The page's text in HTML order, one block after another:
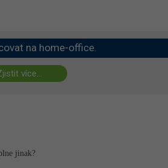
na home-office.
více...
jinak?